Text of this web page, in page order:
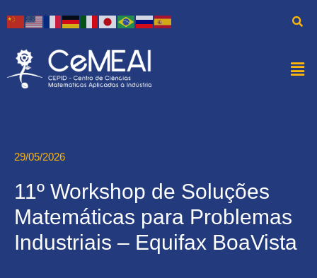
29/05/2026
11º Workshop de Soluções
Matemáticas para Problemas
Industriais – Equifax BoaVista